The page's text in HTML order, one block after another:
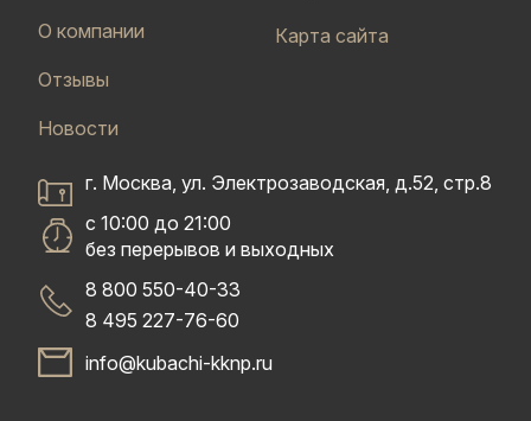
О компании
Отзывы
Новости
Карта сайта
г. Москва, ул. Электрозаводская, д.52, стр.8
с 10:00 до 21:00
без перерывов и выходных
8 800 550-40-33
8 495 227-76-60
info@kubachi-kknp.ru